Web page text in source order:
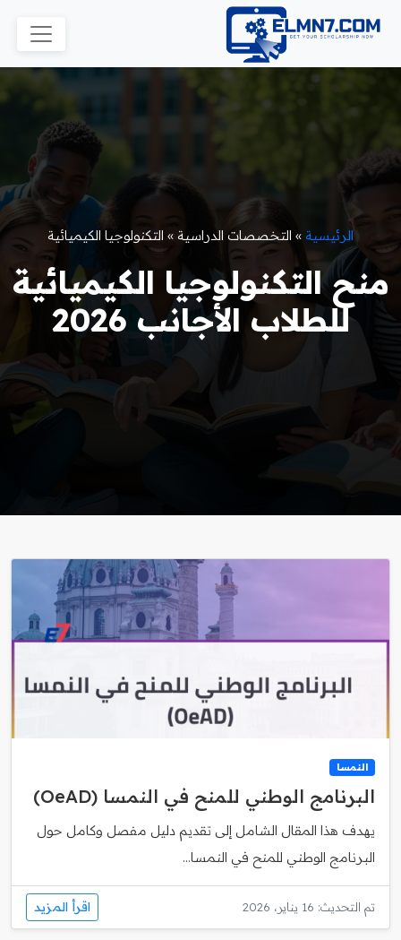
الرئيسية » التخصصات الدراسية » التكنولوجيا الكيميائية
منح التكنولوجيا الكيميائية
للطلاب الأجانب 2026
النمسا
البرنامج الوطني للمنح في النمسا (OeAD)
يهدف هذا المقال الشامل إلى تقديم دليل مفصل وكامل حول
البرنامج الوطني للمنح في النمسا...
تم التحديث: 16 يناير، 2026 اقرأ المزيد